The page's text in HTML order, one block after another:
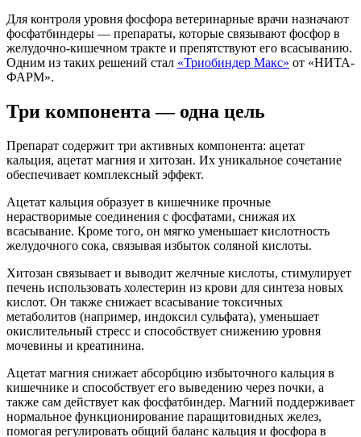
Для контроля уровня фосфора ветеринарные врачи назначают
фосфатбиндеры — препараты, которые связывают фосфор в
желудочно-кишечном тракте и препятствуют его всасыванию.
Одним из таких решений стал «Триобиндер Макс» от «НИТА-
ФАРМ».
Три компонента — одна цель
Препарат содержит три активных компонента: ацетат
кальция, ацетат магния и хитозан. Их уникальное сочетание
обеспечивает комплексный эффект.
Ацетат кальция образует в кишечнике прочные
нерастворимые соединения с фосфатами, снижая их
всасывание. Кроме того, он мягко уменьшает кислотность
желудочного сока, связывая избыток соляной кислоты.
Хитозан связывает и выводит желчные кислоты, стимулирует
печень использовать холестерин из крови для синтеза новых
кислот. Он также снижает всасывание токсичных
метаболитов (например, индоксил сульфата), уменьшает
окислительный стресс и способствует снижению уровня
мочевины и креатинина.
Ацетат магния снижает абсорбцию избыточного кальция в
кишечнике и способствует его выведению через почки, а
также сам действует как фосфатбиндер. Магний поддерживает
нормальное функционирование паращитовидных желез,
помогая регулировать общий баланс кальция и фосфора в